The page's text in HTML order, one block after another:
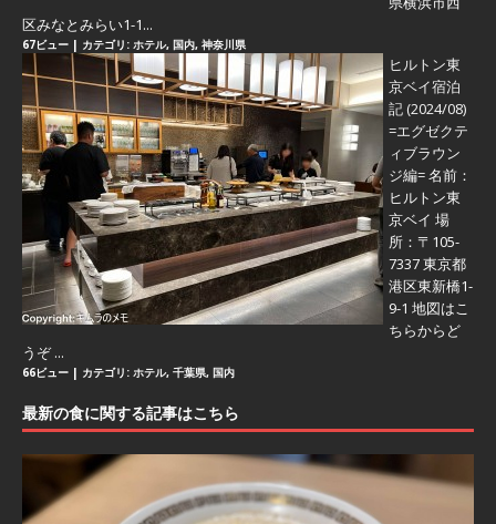
区みなとみらい1-1...
67ビュー | カテゴリ: ホテル, 国内, 神奈川県
ヒルトン東
京ベイ宿泊
記 (2024/08)
=エグゼクテ
ィブラウン
ジ編=名前：
ヒルトン東
京ベイ 場
所：〒105-
7337 東京都
港区東新橋1-
9-1 地図はこ
ちらからど
うぞ ...
66ビュー | カテゴリ: ホテル, 千葉県, 国内
最新の食に関する記事はこちら